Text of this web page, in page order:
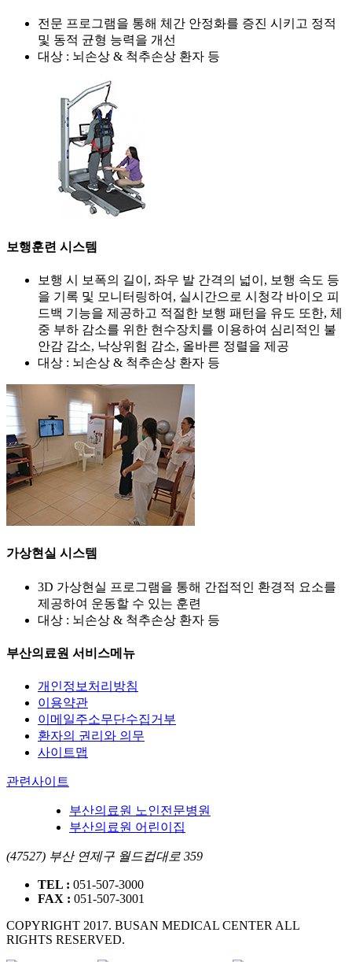
전문 프로그램을 통해 체간 안정화를 증진 시키고 정적
및 동적 균형 능력을 개선
대상 : 뇌손상 & 척추손상 환자 등
보행훈련 시스템
보행 시 보폭의 길이, 좌우 발 간격의 넓이, 보행 속도 등
을 기록 및 모니터링하여, 실시간으로 시청각 바이오 피
드백 기능을 제공하고 적절한 보행 패턴을 유도 또한, 체
중 부하 감소를 위한 현수장치를 이용하여 심리적인 불
안감 감소, 낙상위험 감소, 올바른 정렬을 제공
대상 : 뇌손상 & 척추손상 환자 등
가상현실 시스템
3D 가상현실 프로그램을 통해 간접적인 환경적 요소를
제공하여 운동할 수 있는 훈련
대상 : 뇌손상 & 척추손상 환자 등
부산의료원 서비스메뉴
개인정보처리방침
이용약관
이메일주소무단수집거부
환자의 권리와 의무
사이트맵
관련사이트
부산의료원 노인전문병원
부산의료원 어린이집
(47527) 부산 연제구 월드컵대로 359
TEL : 051-507-3000
FAX : 051-507-3001
COPYRIGHT 2017. BUSAN MEDICAL CENTER ALL
RIGHTS RESERVED.